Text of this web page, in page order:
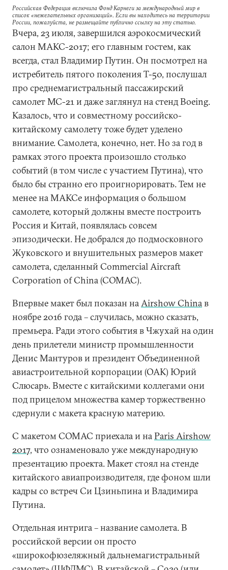
Российская Федерация включила Фонд Карнеги за международный мир в
список «нежелательных организаций». Если вы находитесь на территории
России, пожалуйста, не размещайте публично ссылку на эту статью.
Вчера, 23 июля, завершился аэрокосмический
салон МАКС-2017; его главным гостем, как
всегда, стал Владимир Путин. Он посмотрел на
истребитель пятого поколения Т-50, послушал
про среднемагистральный пассажирский
самолет МС-21 и даже заглянул на стенд Boeing.
Казалось, что и совместному российско-
китайскому самолету тоже будет уделено
внимание. Самолета, конечно, нет. Но за год в
рамках этого проекта произошло столько
событий (в том числе с участием Путина), что
было бы странно его проигнорировать. Тем не
менее на МАКСе информация о большом
самолете, который должны вместе построить
Россия и Китай, появлялась совсем
эпизодически. Не добрался до подмосковного
Жуковского и внушительных размеров макет
самолета, сделанный Commercial Aircraft
Corporation of China (COMAC).
Впервые макет был показан наAirshow Chinaв
ноябре 2016 года – случилась, можно сказать,
премьера. Ради этого события в Чжухай на один
день прилетели министр промышленности
Денис Мантуров и президент Объединенной
авиастроительной корпорации (ОАК) Юрий
Слюсарь. Вместе с китайскими коллегами они
под прицелом множества камер торжественно
сдернули с макета красную материю.
С макетом COMAC приехала и наParis Airshow
2017, что ознаменовало уже международную
презентацию проекта. Макет стоял на стенде
китайского авиапроизводителя, где фоном шли
кадры со встреч Си Цзиньпина и Владимира
Путина.
Отдельная интрига – название самолета. В
российской версии он просто
«широкофюзеляжный дальнемагистральный